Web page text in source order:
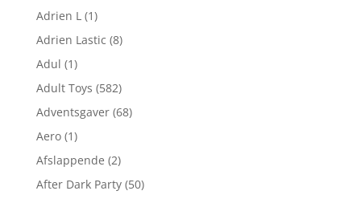
Adrien L (1)
Adrien Lastic (8)
Adul (1)
Adult Toys (582)
Adventsgaver (68)
Aero (1)
Afslappende (2)
After Dark Party (50)